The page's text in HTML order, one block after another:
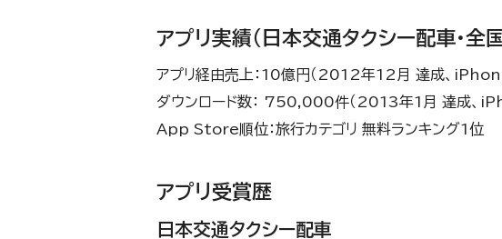
アプリ実績（日本交通タクシー配車・全
アプリ経由売上：10億円（2012年12月 達成、
ダウンロード数： 750,000件（2013年1月 達成
App Store順位：旅行カテゴリ 無料ランキング1位
アプリ受賞歴
日本交通タクシー配車